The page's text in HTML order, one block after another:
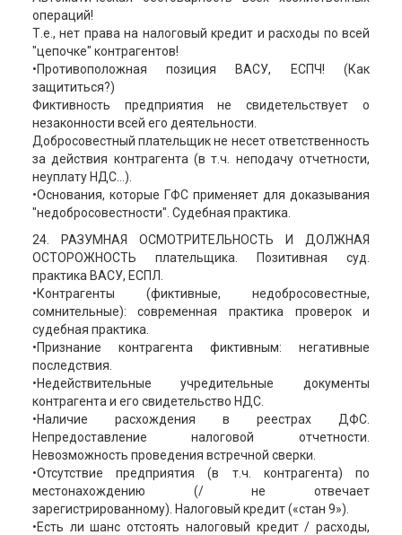
операций!
Т.е., нет права на налоговый кредит и расходы по всей
"цепочке" контрагентов!
•Противоположная позиция ВАСУ, ЕСПЧ! (Как
защититься?)
Фиктивность предприятия не свидетельствует о
незаконности всей его деятельности.
Добросовестный плательщик не несет ответственность
за действия контрагента (в т.ч. неподачу отчетности,
неуплату НДС…).
•Основания, которые ГФС применяет для доказывания
"недобросовестности". Судебная практика.
24. РАЗУМНАЯ ОСМОТРИТЕЛЬНОСТЬ И ДОЛЖНАЯ
ОСТОРОЖНОСТЬ плательщика. Позитивная суд.
практика ВАСУ, ЕСПЛ.
•Контрагенты (фиктивные, недобросовестные,
сомнительные): современная практика проверок и
судебная практика.
•Признание контрагента фиктивным: негативные
последствия.
•Недействительные учредительные документы
контрагента и его свидетельство НДС.
•Наличие расхождения в реестрах ДФС.
Непредоставление налоговой отчетности.
Невозможность проведения встречной сверки.
•Отсутствие предприятия (в т.ч. контрагента) по
местонахождению (/ не отвечает
зарегистрированному). Налоговый кредит («стан 9»).
•Есть ли шанс отстоять налоговый кредит / расходы,